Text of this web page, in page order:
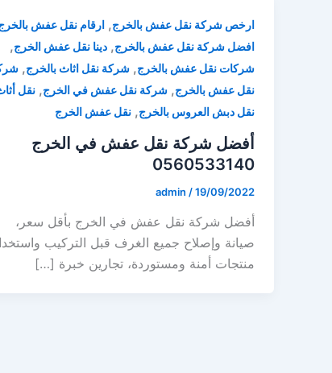
ارخص شركة نقل عفش بالخرج, ارقام نقل عفش
افضل شركة نقل عفش بالخرج, دينا نقل عفش الخرج,
شركات نقل عفش بالخرج, شركة نقل اثاث بالخرج,
نقل عفش بالخرج, شركة نقل عفش في الخرج, نقل
نقل دبش العروس بالخرج, نقل عفش الخرج
أفضل شركة نقل عفش في الخرج
0560533140
admin /19/09/2022
أفضل شركة نقل عفش في الخرج بأقل سعر،
صيانة وإصلاح جميع الغرف قبل التركيب
منتجات أمنة ومستوردة، تجارين خبرة […]